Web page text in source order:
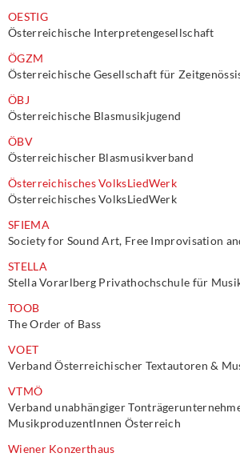
OESTIG
Österreichische Interpretengesellschaft
ÖGZM
Österreichische Gesellschaft für
ÖBJ
Österreichische Blasmusikjugend
ÖBV
Österreichischer Blasmusikverband
Österreichisches VolksLiedWerk
Österreichisches VolksLiedWerk
SFIEMA
Society for Sound Art, Free Improvisation
STELLA
Stella Vorarlberg Privathochschule für
TOOB
The Order of Bass
VOET
Verband Österreichischer Textautoren &
VTMÖ
Verband unabhängiger
MusikproduzentInnen Österreich
Wiener Konzerthaus